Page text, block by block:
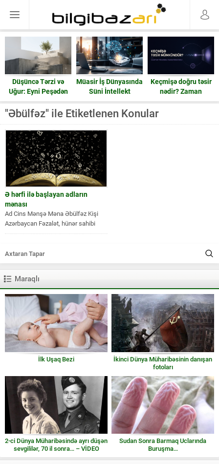
Düşüncə Tərzi və
Uğur: Eyni Peşədən
Fərqli Nəticələrə
Gedən Yol
Müasir İş Dünyasında
Süni İntellekt
Keçmişə doğru təsir
nədir? Zaman
həqiqətən geri işləyə
"Əbülfəz" ile Etiketlenen Konular
Ə hərfi ilə başlayan adların
mənası
Ad Cins Mənşə Məna Əbülfəz Kişi
Azərbaycan Fəzalət, hünər sahibi
Əbdül Kişi Ərəb Qul, kölə,...
Maraqlı
İlk Uşaq Bezi
İkinci Dünya Müharibəsinin danışan
fotoları
2-ci Dünya Müharibəsində ayrı düşən
sevgililər, 70 il sonra… – VİDEO
Sudan Sonra Barmaq Uclarında
Buruşma…